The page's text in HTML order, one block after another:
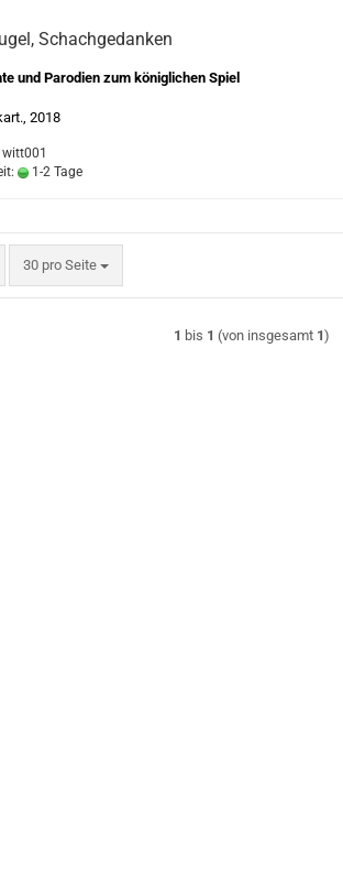
Schachgedanken
und Parodien zum königlichen Spiel
2018
1-2 Tage
30 pro Seite
pro Seite
1 bis 1 (von insgesamt 1)